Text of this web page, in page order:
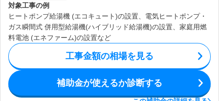
対象工事の例
ヒートポンプ給湯機 (エコキュート)の設置、電気ヒートポンプ・
ガス瞬間式 併用型給湯機(ハイブリッド給湯機)の設置、家庭用燃
料電池 (エネファーム)の設置など
工事金額の相場を見る
補助金が使えるか診断する